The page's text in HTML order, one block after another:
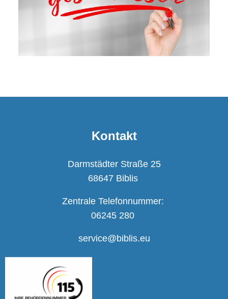
Kontakt
Darmstädter Straße 25
68647 Biblis
Zentrale Telefonnummer:
06245 280
service@biblis.eu